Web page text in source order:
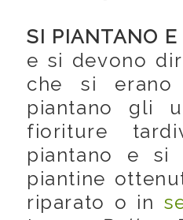
SI PIANTANO
e si devono
che si erano
piantano gli
fioriture
piantano e si
piantine
riparato o in